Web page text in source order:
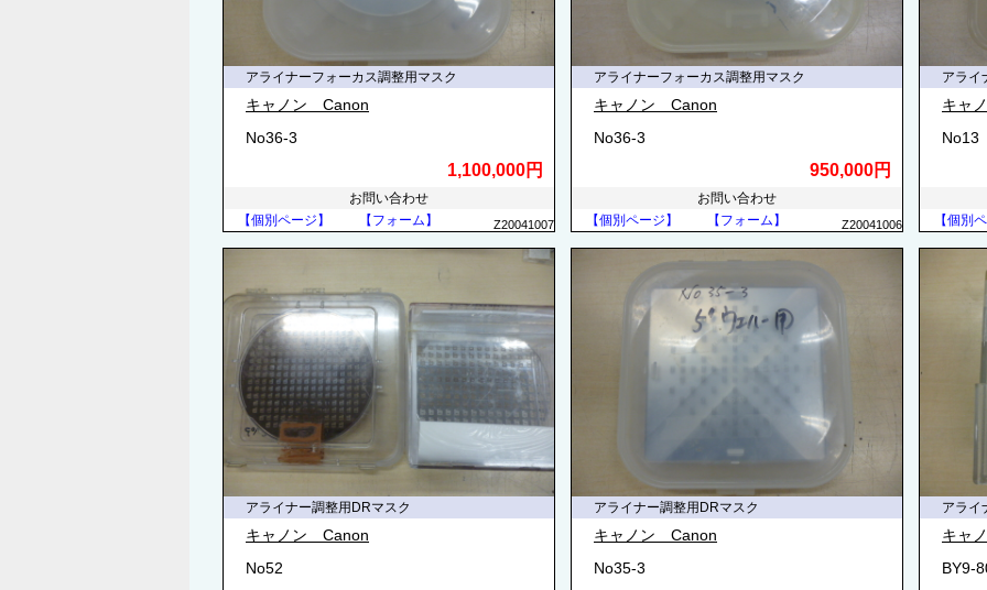
アライナーフォーカス調整用マスク
キャノン Canon
No36-3
1,100,000円
お問い合わせ
【個別ページ】
【フォーム】 Z20041007
アライナーフォーカス調整用マスク
キャノン Canon
No36-3
950,000円
お問い合わせ
【個別ページ】
【フォーム】 Z20041006
アライ
キャ
No13
【個別
アライナー調整用DRマスク
キャノン Canon
No52
アライナー調整用DRマスク
キャノン Canon
No35-3
アライ
キャ